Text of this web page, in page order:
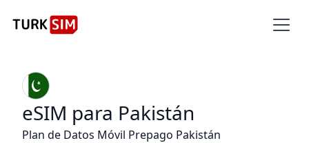
eSIM para Pakistán
Plan de Datos Móvil Prepago Pakistán